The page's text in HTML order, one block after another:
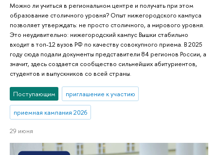
Можно ли учиться в региональном центре и получать при этом
образование столичного уровня? Опыт нижегородского кампуса
позволяет утверждать: не просто столичного, а мирового уровня.
Это неудивительно: нижегородский кампус Вышки стабильно
входит в топ-12 вузов РФ по качеству совокупного приема. В 2025
году сюда подали документы представители 84 регионов России, а
значит, здесь создается сообщество сильнейших абитуриентов,
студентов и выпускников со всей страны.
Поступающим приглашение к участию
приемная кампания 2026
29 июня